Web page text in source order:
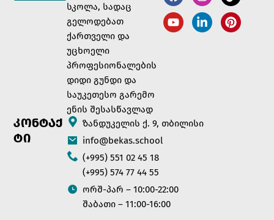
სკოლა, სადაც
გელოდებათ
ქართველი და
უცხოელი
პროფესიონალების
დიდი გუნდი და
საუკეთესო გარემო
ენის შესასწავლად
ᲙᲝᲜᲢᲐᲥ
ᲢᲘ
ზანდუკელის ქ. 9, თბილისი
info@bekas.school
(+995) 551 02 45 18
(+995) 574 77 44 55
ორშ-პარ – 10:00-22:00
შაბათი – 11:00-16:00